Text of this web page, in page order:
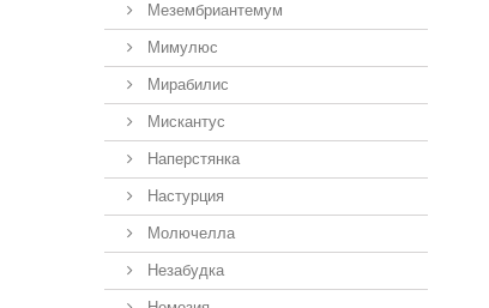
Мезембриантемум
Мимулюс
Мирабилис
Мискантус
Наперстянка
Настурция
Молючелла
Незабудка